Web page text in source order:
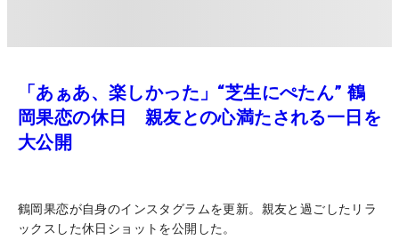
「あぁあ、楽しかった」“芝生にぺたん” 鶴
岡果恋の休日 親友との心満たされる一日を
大公開
鶴岡果恋が自身のインスタグラムを更新。親友と過ごしたリラ
ックスした休日ショットを公開した。